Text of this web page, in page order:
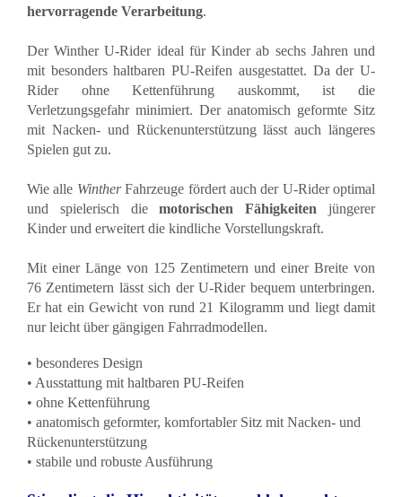
hervorragende Verarbeitung.
Der Winther U-Rider ideal für Kinder ab sechs Jahren und
mit besonders haltbaren PU-Reifen ausgestattet. Da der U-
Rider ohne Kettenführung auskommt, ist die
Verletzungsgefahr minimiert. Der anatomisch geformte Sitz
mit Nacken- und Rückenunterstützung lässt auch längeres
Spielen gut zu.
Wie alle WintherFahrzeuge fördert auch der U-Rider optimal
und spielerisch diemotorischen Fähigkeiten jüngerer
Kinder und erweitert die kindliche Vorstellungskraft.
Mit einer Länge von 125 Zentimetern und einer Breite von
76 Zentimetern lässt sich der U-Rider bequem unterbringen.
Er hat ein Gewicht von rund 21 Kilogramm und liegt damit
nur leicht über gängigen Fahrradmodellen.
• besonderes Design
• Ausstattung mit haltbaren PU-Reifen
• ohne Kettenführung
• anatomisch geformter, komfortabler Sitz mit Nacken- und
Rückenunterstützung
• stabile und robuste Ausführung